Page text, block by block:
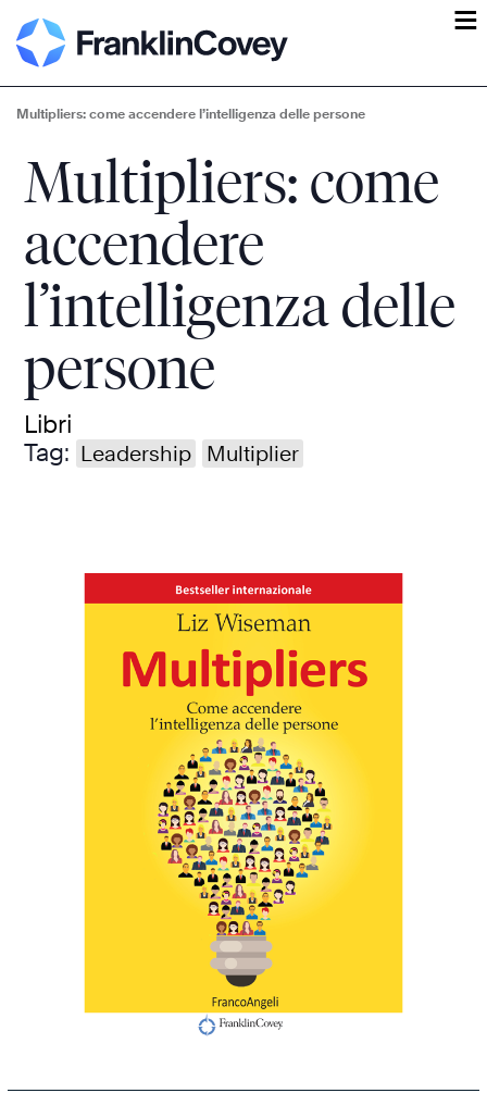
ĕ
Multipliers: come accendere l’intelligenza delle persone
Multipliers: come
accendere
l’intelligenza delle
persone
Libri
Tag: Leadership Multiplier